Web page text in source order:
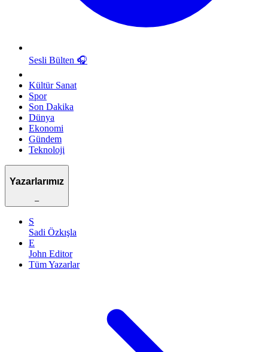
Sesli Bülten 🎧
Kültür Sanat
Spor
Son Dakika
Dünya
Ekonomi
Gündem
Teknoloji
Yazarlarımız
–
S
Sadi Özkışla
E
John Editor
Tüm Yazarlar